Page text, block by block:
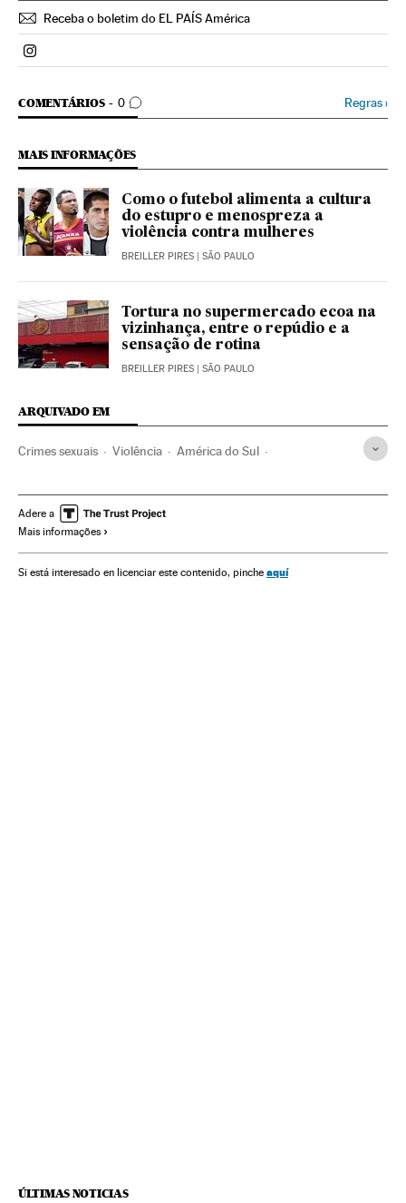
Receba o boletim do EL PAÍS América
Politica El País Brasil en Instagram
COMENTÁRIOS 0
COMENTÁRIOS Regras›
MAIS INFORMAÇÕES
Como o futebol alimenta a cultura
do estupro e menospreza a
violência contra mulheres
BREILLER PIRES | SÃO PAULO
Tortura no supermercado ecoa na
vizinhança, entre o repúdio e a
sensação de rotina
BREILLER PIRES | SÃO PAULO
ARQUIVADO EM
Crimes sexuais Violência América do Sul
Problemas sociais Sociedade
Violência policial
Ação policial Agressões sexuais Violência gênero
Adere a
Mais informações
Si está interesado en licenciar este contenido, pinche aquí
ÚLTIMAS NOTICIAS